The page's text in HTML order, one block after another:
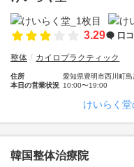
3.29 口
整体 カイロプラクティック
住所
愛知県豊明市西川町島
本日の営業状況 10:00〜19:00
けいらく
韓国整体治療院